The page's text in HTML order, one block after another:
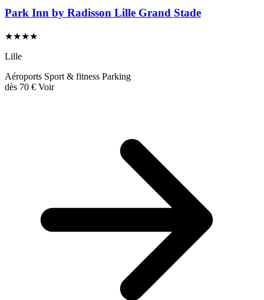
Park Inn by Radisson Lille Grand Stade
★★★★
Lille
Aéroports Sport & fitness Parking
dès 70 € Voir